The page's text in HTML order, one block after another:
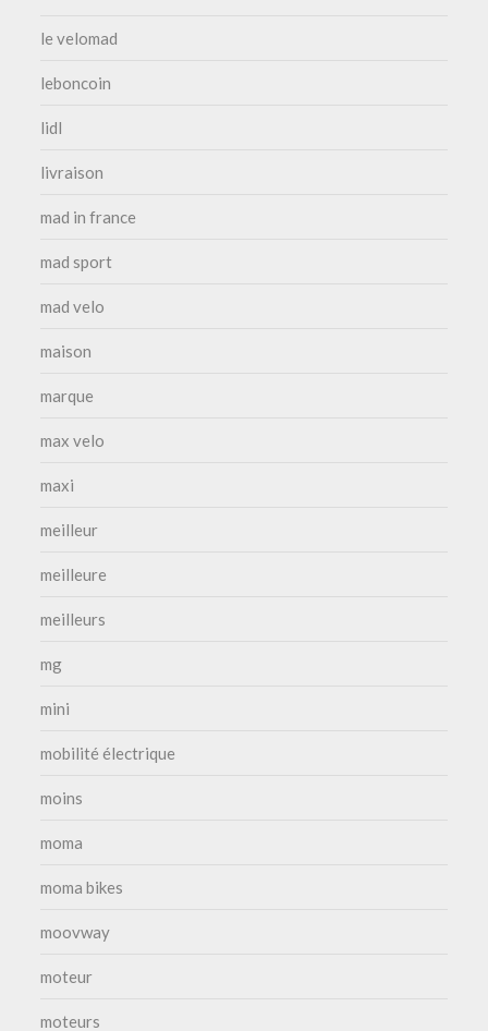
le velomad
leboncoin
lidl
livraison
mad in france
mad sport
mad velo
maison
marque
max velo
maxi
meilleur
meilleure
meilleurs
mg
mini
mobilité électrique
moins
moma
moma bikes
moovway
moteur
moteurs